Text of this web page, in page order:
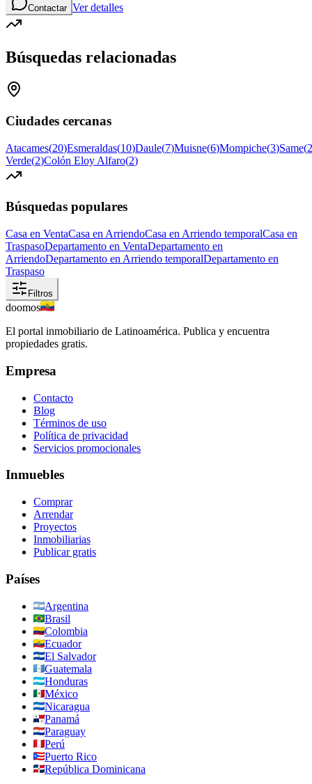
Contactar Ver detalles
Búsquedas relacionadas
Ciudades cercanas
Atacames(20)Esmeraldas(10)Daule(7)Muisne(6)Mompiche(3)Same(2
Verde(2)Colón Eloy Alfaro(2)
Búsquedas populares
Casa en VentaCasa en ArriendoCasa en Arriendo temporalCasa en
TraspasoDepartamento en VentaDepartamento en
ArriendoDepartamento en Arriendo temporalDepartamento en
Traspaso
Filtros
doomos
El portal inmobiliario de Latinoamérica. Publica y encuentra
propiedades gratis.
Empresa
Contacto
Blog
Términos de uso
Política de privacidad
Servicios promocionales
Inmuebles
Comprar
Arrendar
Proyectos
Inmobiliarias
Publicar gratis
Países
Argentina
Brasil
Colombia
Ecuador
El Salvador
Guatemala
Honduras
México
Nicaragua
Panamá
Paraguay
Perú
Puerto Rico
República Dominicana